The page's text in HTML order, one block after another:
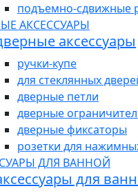
подъемно-сдвижные
АКСЕССУАРЫ
аксессуары
ручки-купе
для стеклянных
дверные петли
дверные
дверные фиксаторы
розетки для
ДЛЯ ВАННОЙ
для